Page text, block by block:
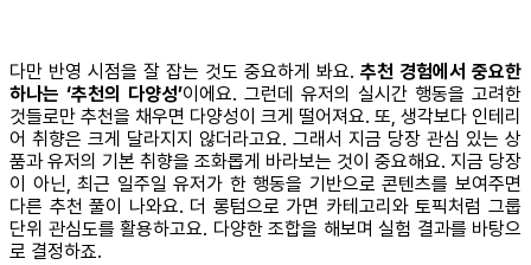
다만 반영 시점을 잘 잡는 것도 중요하게 봐요. 추천 경험에서 중요한
하나는 ‘추천의 다양성’이에요. 그런데 유저의 실시간 행동을 고려한
것들로만 추천을 채우면 다양성이 크게 떨어져요. 또, 생각보다 인테리
어 취향은 크게 달라지지 않더라고요. 그래서 지금 당장 관심 있는 상
품과 유저의 기본 취향을 조화롭게 바라보는 것이 중요해요. 지금 당장
이 아닌, 최근 일주일 유저가 한 행동을 기반으로 콘텐츠를 보여주면
다른 추천 풀이 나와요. 더 롱텀으로 가면 카테고리와 토픽처럼 그룹
단위 관심도를 활용하고요. 다양한 조합을 해보며 실험 결과를 바탕으
로 결정하죠.